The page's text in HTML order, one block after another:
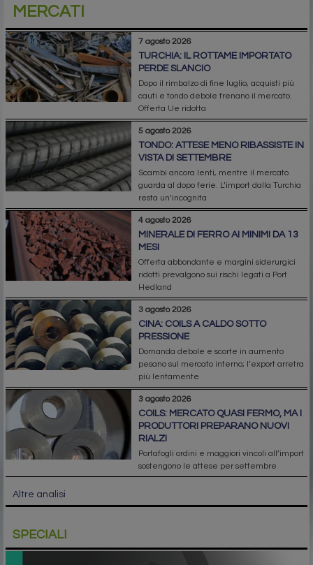
MERCATI
7 agosto 2026
TURCHIA: IL ROTTAME IMPORTATO
PERDE SLANCIO
Dopo il rimbalzo di fine luglio, acquisti più
cauti e tondo debole frenano il mercato.
Offerta Ue ridotta
5 agosto 2026
TONDO: ATTESE MENO RIBASSISTE IN
VISTA DI SETTEMBRE
Scambi ancora lenti, mentre il mercato
guarda al dopo ferie. L’import dalla Turchia
resta un’incognita
4 agosto 2026
MINERALE DI FERRO AI MINIMI DA 13
MESI
Offerta abbondante e margini siderurgici
ridotti prevalgono sui rischi legati a Port
Hedland
3 agosto 2026
CINA: COILS A CALDO SOTTO
PRESSIONE
Domanda debole e scorte in aumento
pesano sul mercato interno; l’export arretra
più lentamente
3 agosto 2026
COILS: MERCATO QUASI FERMO, MA I
PRODUTTORI PREPARANO NUOVI
RIALZI
Portafogli ordini e maggiori vincoli all’import
sostengono le attese per settembre
Altre analisi
SPECIALI